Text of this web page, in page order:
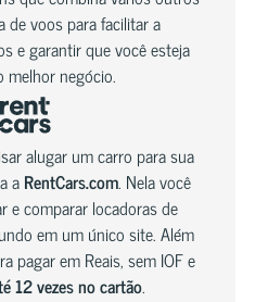
de voos para facilitar a
e garantir que você esteja
melhor negócio.
alugar um carro para sua
aRentCars.com. Nela você
e comparar locadoras de
em um único site. Além
pagar em Reais, sem IOF e
12 vezes no cartão.